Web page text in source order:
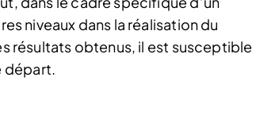
niveaux dans la réalisation du
résultats obtenus, il est susceptible
départ.